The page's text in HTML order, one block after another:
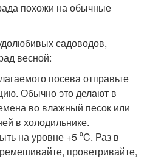
похожи на обычные
садоводов,
весной:
посева отправьте
Обычно это делают в
во влажный песок или
в холодильнике.
на уровне +5 ⁰C. Раз в
проветривайте,